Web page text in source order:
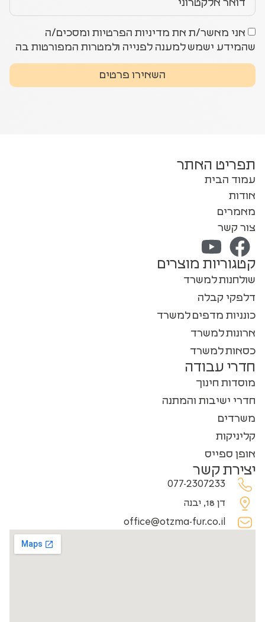
אני מאשר/ת את מדיניות הפרטיות ומסכים/ה
שהמידע ישמש למענה לפנייה ולמטרות המפורטות בה
השאירו פרטים
תפריט האתר
עמוד הבית
אודות
מאמרים
צור קשר
קטגוריות מוצרים
שולחנות למשרד
דלפקי קבלה
כונניות מדפים למשרד
ארונות למשרד
כסאות למשרד
חדרי עבודה
מוסדות חינוך
חדרי ישיבות והמתנה
משרדים
קליניקות
אופן ספייס
יצירת קשר
077-2307233
דן 18, יבנה
office@otzma-fur.co.il